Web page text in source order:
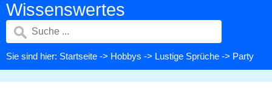
Wissenswertes
Sie sind hier: Startseite -> Hobbys -> Lustige Sprüche -> Party